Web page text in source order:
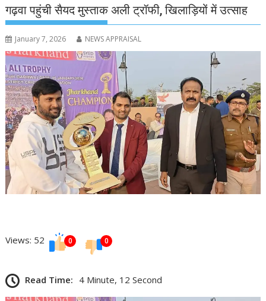
गढ़वा पहुंची सैयद मुस्ताक अली ट्रॉफी, खिलाड़ियों में उत्साह
January 7, 2026 NEWS APPRAISAL
Views: 52 0 0
Read Time: 4 Minute, 12 Second